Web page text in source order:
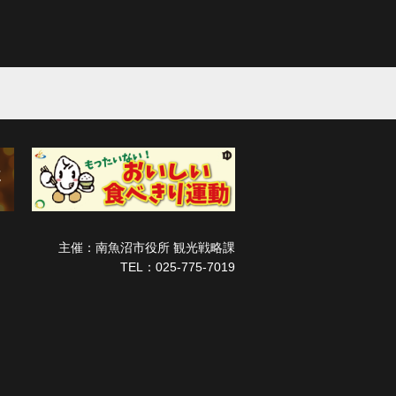
主催：南魚沼市役所 観光戦略課
TEL：025-775-7019